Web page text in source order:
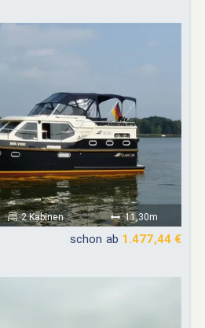
2 Kabinen 11,30m
schon ab 1.477,44 €